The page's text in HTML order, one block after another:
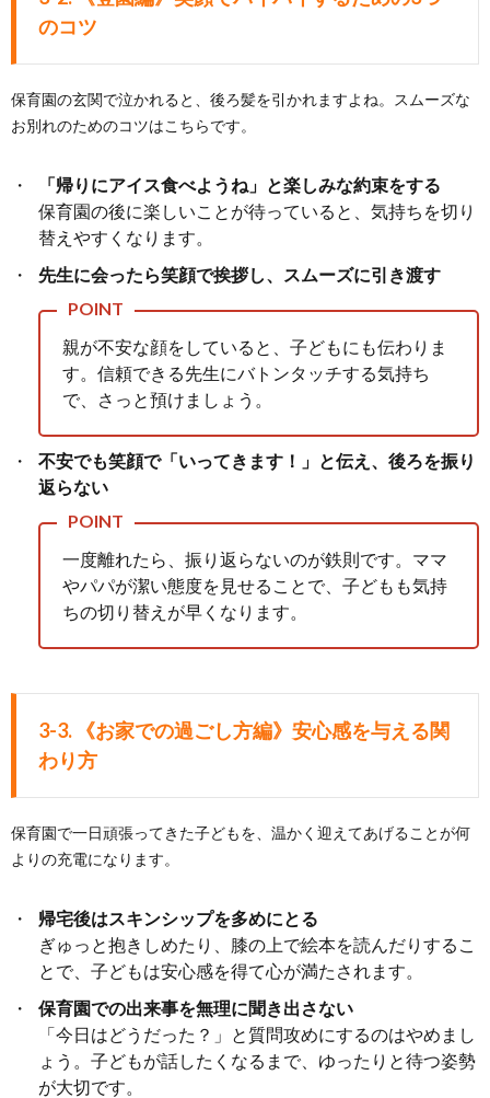
のコツ
保育園の玄関で泣かれると、後ろ髪を引かれますよね。スムーズな
お別れのためのコツはこちらです。
「帰りにアイス食べようね」と楽しみな約束をする
保育園の後に楽しいことが待っていると、気持ちを切り
替えやすくなります。
先生に会ったら笑顔で挨拶し、スムーズに引き渡す
親が不安な顔をしていると、子どもにも伝わりま
す。信頼できる先生にバトンタッチする気持ち
で、さっと預けましょう。
不安でも笑顔で「いってきます！」と伝え、後ろを振り
返らない
一度離れたら、振り返らないのが鉄則です。ママ
やパパが潔い態度を見せることで、子どもも気持
ちの切り替えが早くなります。
3-3. 《お家での過ごし方編》安心感を与える関
わり方
保育園で一日頑張ってきた子どもを、温かく迎えてあげることが何
よりの充電になります。
帰宅後はスキンシップを多めにとる
ぎゅっと抱きしめたり、膝の上で絵本を読んだりするこ
とで、子どもは安心感を得て心が満たされます。
保育園での出来事を無理に聞き出さない
「今日はどうだった？」と質問攻めにするのはやめまし
ょう。子どもが話したくなるまで、ゆったりと待つ姿勢
が大切です。